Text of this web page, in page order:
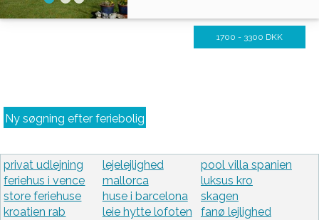
1700 - 3300 DKK
Ny søgning efter feriebolig
privat udlejning
feriehus i vence
store feriehuse
kroatien rab
lejelejlighed
mallorca
huse i barcelona
leie hytte lofoten
pool villa spanien
luksus kro
skagen
fanø lejlighed